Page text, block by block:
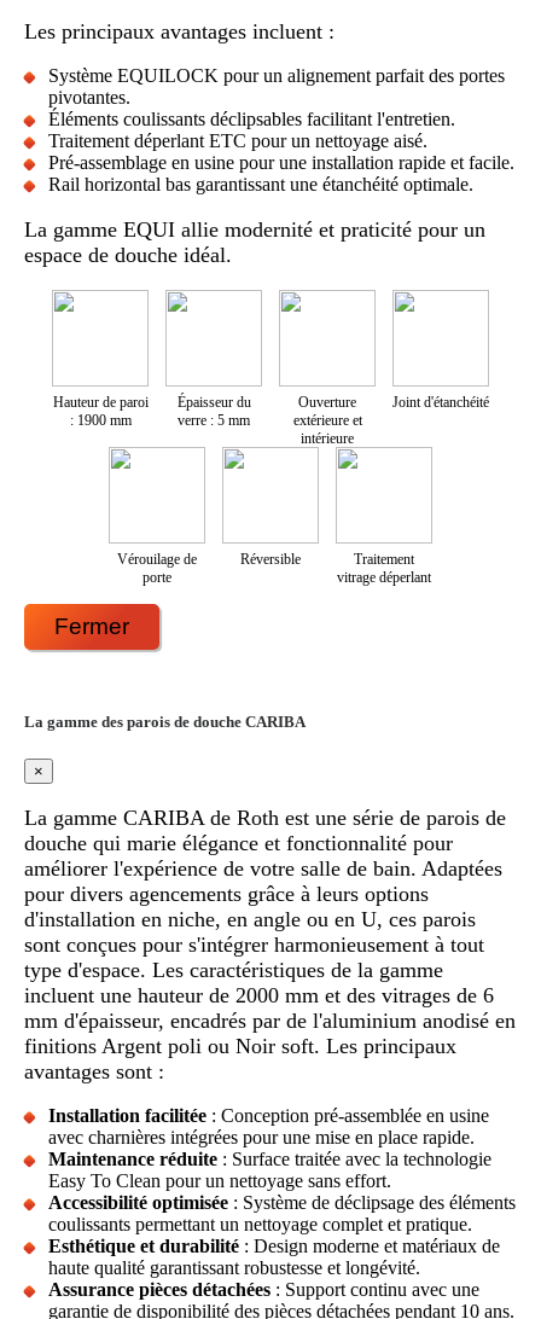
Les principaux avantages incluent :
Système EQUILOCK pour un alignement parfait des portes
pivotantes.
Éléments coulissants déclipsables facilitant l'entretien.
Traitement déperlant ETC pour un nettoyage aisé.
Pré-assemblage en usine pour une installation rapide et facile.
Rail horizontal bas garantissant une étanchéité optimale.
La gamme EQUI allie modernité et praticité pour un
espace de douche idéal.
Hauteur de paroi
: 1900 mm
Épaisseur du
verre : 5 mm
Ouverture
extérieure et
intérieure
Joint d'étanchéité
Vérouilage de
porte
Réversible
Traitement
vitrage déperlant
Fermer
La gamme des parois de douche CARIBA
×
La gamme CARIBA de Roth est une série de parois de
douche qui marie élégance et fonctionnalité pour
améliorer l'expérience de votre salle de bain. Adaptées
pour divers agencements grâce à leurs options
d'installation en niche, en angle ou en U, ces parois
sont conçues pour s'intégrer harmonieusement à tout
type d'espace. Les caractéristiques de la gamme
incluent une hauteur de 2000 mm et des vitrages de 6
mm d'épaisseur, encadrés par de l'aluminium anodisé en
finitions Argent poli ou Noir soft. Les principaux
avantages sont :
Installation facilitée : Conception pré-assemblée en usine
avec charnières intégrées pour une mise en place rapide.
Maintenance réduite : Surface traitée avec la technologie
Easy To Clean pour un nettoyage sans effort.
Accessibilité optimisée : Système de déclipsage des éléments
coulissants permettant un nettoyage complet et pratique.
Esthétique et durabilité : Design moderne et matériaux de
haute qualité garantissant robustesse et longévité.
Assurance pièces détachées : Support continu avec une
garantie de disponibilité des pièces détachées pendant 10 ans.